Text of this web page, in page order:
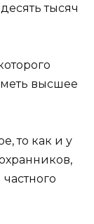
тысяч
высшее
то как и у